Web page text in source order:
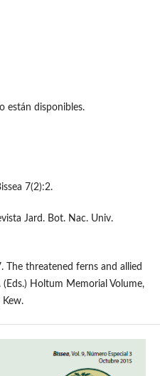
están disponibles.
7(2):2.
Jard. Bot. Nac. Univ.
The threatened ferns and allied
(Eds.) Holtum Memorial Volume,
Kew.